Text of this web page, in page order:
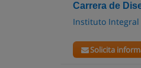
Carrera de
Instituto
Solicita